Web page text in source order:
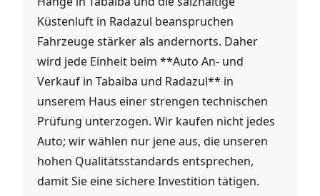
Küstenluft in Radazul beanspruchen
Fahrzeuge stärker als andernorts. Daher
wird jede Einheit beim **Auto An- und
Verkauf in Tabaiba und Radazul** in
unserem Haus einer strengen technischen
Prüfung unterzogen. Wir kaufen nicht jedes
Auto; wir wählen nur jene aus, die unseren
hohen Qualitätsstandards entsprechen,
damit Sie eine sichere Investition tätigen.